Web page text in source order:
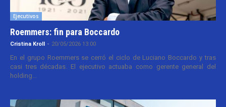
Ejecutivos
Roemmers: fin para Boccardo
Cristina Kroll - 20/05/2026 13:00
En el grupo Roemmers se cerró el ciclo de Luciano Boccardo y tras
casi tres décadas. El ejecutivo actuaba como gerente general del
holding...